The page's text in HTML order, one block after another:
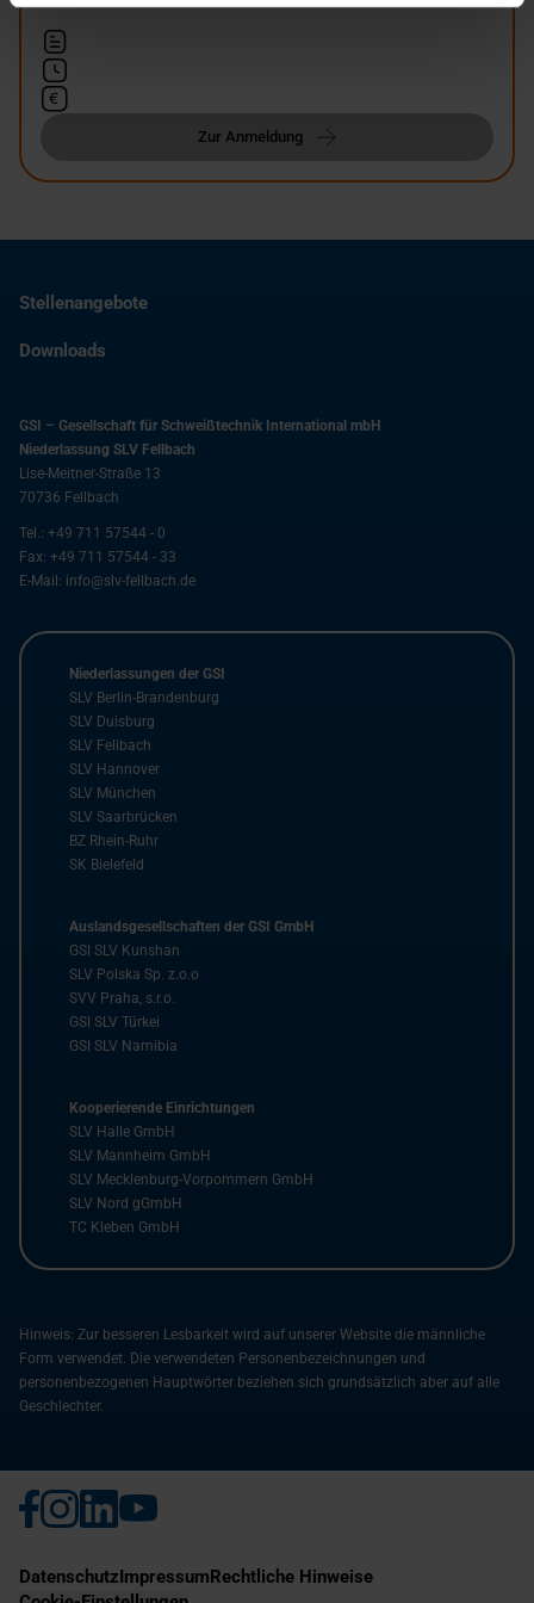
Zur Anmeldung
Stellenangebote
Downloads
GSI – Gesellschaft für Schweißtechnik International mbH
Niederlassung SLV Fellbach
Lise-Meitner-Straße 13
70736 Fellbach
Tel.: +49 711 57544 - 0
Fax: +49 711 57544 - 33
E-Mail: info@slv-fellbach.de
Niederlassungen der GSI
SLV Berlin-Brandenburg
SLV Duisburg
SLV Fellbach
SLV Hannover
SLV München
SLV Saarbrücken
BZ Rhein-Ruhr
SK Bielefeld
Auslandsgesellschaften der GSI GmbH
GSI SLV Kunshan
SLV Polska Sp. z.o.o
SVV Praha, s.r.o.
GSI SLV Türkei
GSI SLV Namibia
Kooperierende Einrichtungen
SLV Halle GmbH
SLV Mannheim GmbH
SLV Mecklenburg-Vorpommern GmbH
SLV Nord gGmbH
TC Kleben GmbH
Hinweis: Zur besseren Lesbarkeit wird auf unserer Website die männliche
Form verwendet. Die verwendeten Personenbezeichnungen und
personenbezogenen Hauptwörter beziehen sich grundsätzlich aber auf alle
Geschlechter.
DatenschutzImpressumRechtliche Hinweise